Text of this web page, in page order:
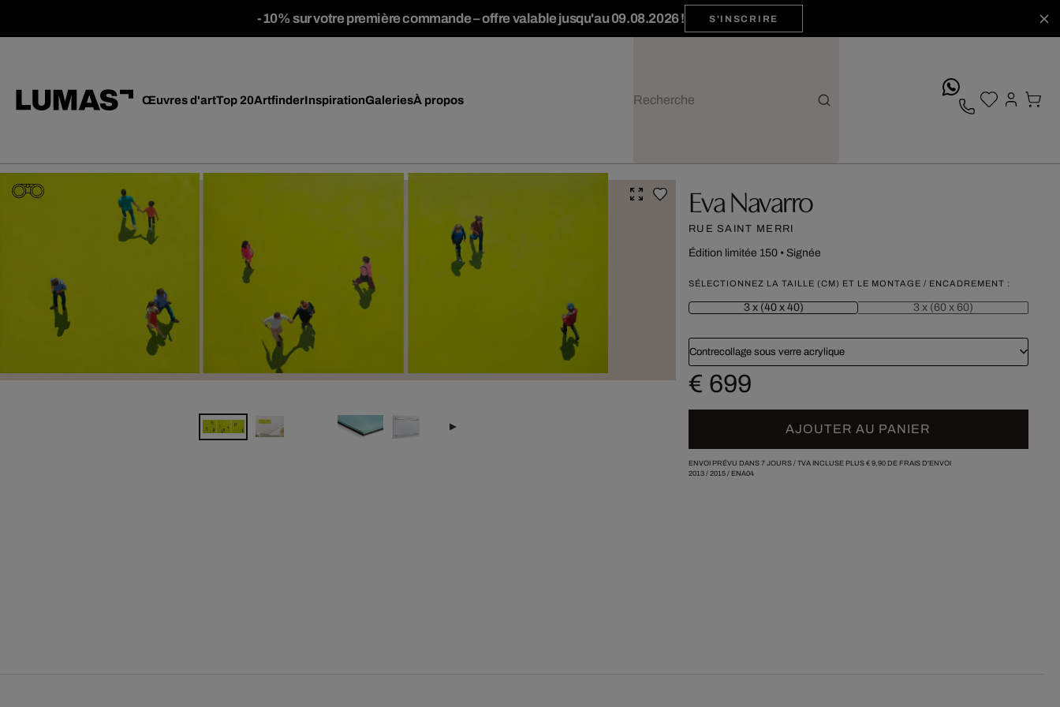
-10% sur votre première commande – offre valable jusqu'au 09.08.2026 ! S'INSCRIRE
Œuvres d'artTop 20ArtfinderInspirationGaleriesÀ propos
Eva Navarro
RUE SAINT MERRI
Édition limitée 150• Signée
SÉLECTIONNEZ LA TAILLE (CM) ET LE MONTAGE / ENCADREMENT :
3 x (40 x 40) 3 x (60 x 60)
Contrecollage sous verre acrylique
€ 699
AJOUTER AU PANIER
ENVOI PRÉVU DANS 7 JOURS / TVA INCLUSE PLUS € 9,90DE FRAIS D'ENVOI
2013/ 2015/ ENA04